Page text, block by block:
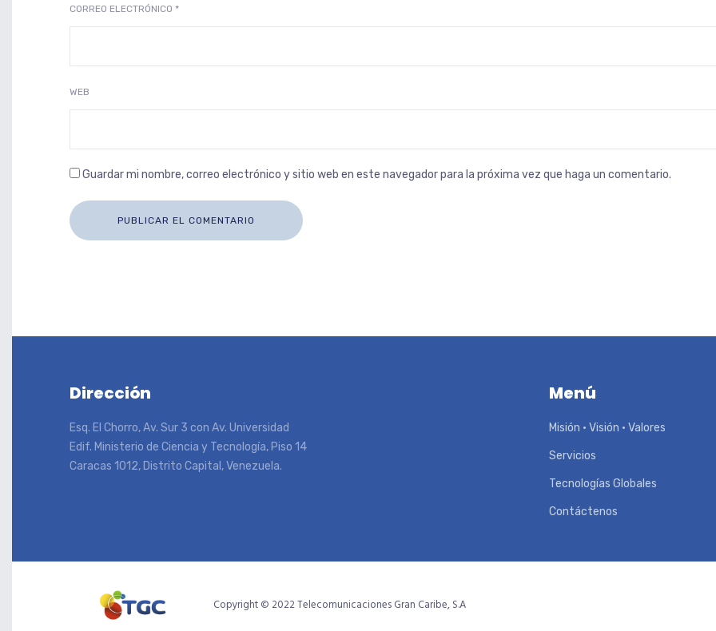
CORREO ELECTRÓNICO *
WEB
Guardar mi nombre, correo electrónico y sitio web en este navegador para la próxima vez que haga un comentario.
Dirección
Esq. El Chorro, Av. Sur 3 con Av. Universidad
Edif. Ministerio de Ciencia y Tecnología, Piso 14
Caracas 1012, Distrito Capital, Venezuela.
Menú
Misión • Visión • Valores
Servicios
Tecnologías Globales
Contáctenos
Copyright © 2022 Telecomunicaciones Gran Caribe, S.A